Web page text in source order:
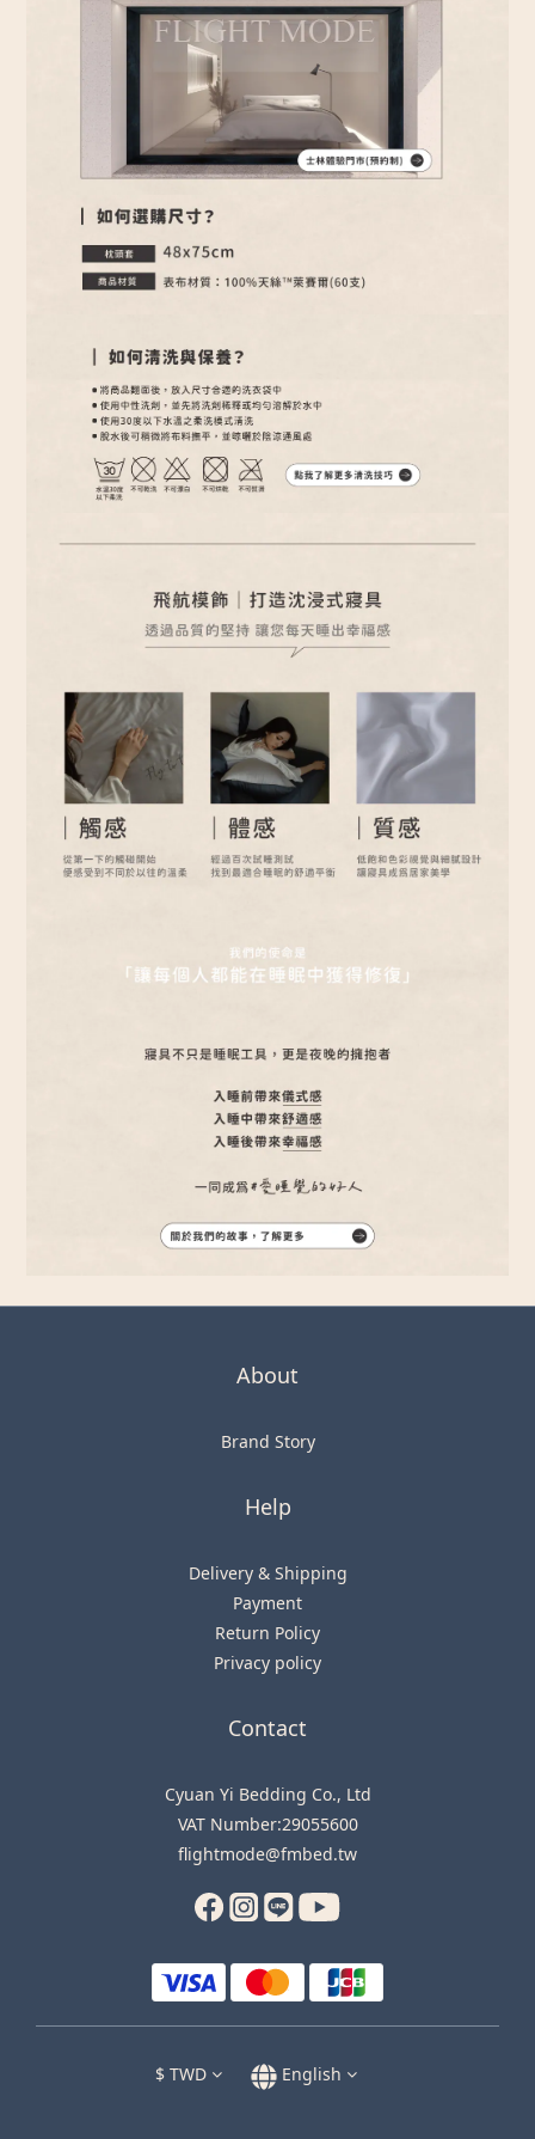
About
Brand Story
Help
Delivery & Shipping
Payment
Return Policy
Privacy policy
Contact
Cyuan Yi Bedding Co., Ltd
VAT Number:29055600
flightmode@fmbed.tw
$ TWD English